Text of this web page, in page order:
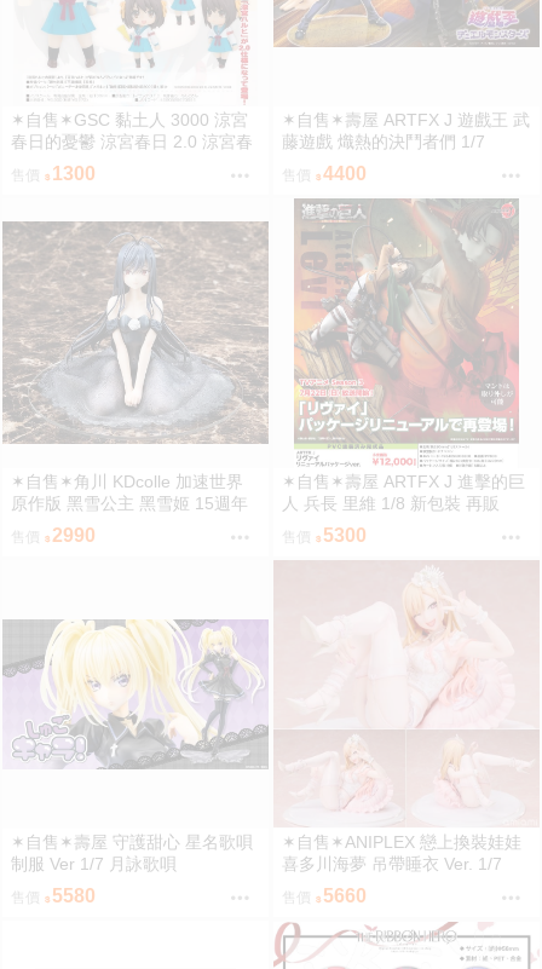
✶自售✶GSC 黏土人 3000 涼宮
春日的憂鬱 涼宮春日 2.0 涼宮春
日的憂郁
售價 1300
✶自售✶壽屋 ARTFX J 遊戲王 武
藤遊戲 熾熱的決鬥者們 1/7
售價 4400
✶自售✶角川 KDcolle 加速世界
原作版 黑雪公主 黑雪姬 15週年
紀念 結婚禮服 15周年
2990
✶自售✶壽屋 ARTFX J 進擊的巨
人 兵長 里維 1/8 新包裝 再販
5300
✶自售✶壽屋 守護甜心 星名歌唄
制服 Ver 1/7 月詠歌唄
售價 5580
✶自售✶ANIPLEX 戀上換裝娃娃
喜多川海夢 吊帶睡衣 Ver. 1/7
售價 5660